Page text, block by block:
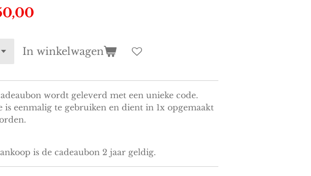
In winkelwagen
wordt geleverd met een unieke code.
is eenmalig te gebruiken en dient in 1x opgemaakt
is de cadeaubon 2 jaar geldig.